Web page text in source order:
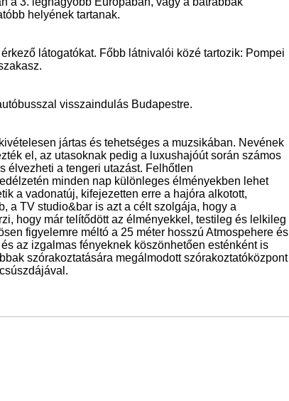
helyének tartanak.
látogatókat. Főbb látnivalói közé tartozik: Pompei
visszaindulás Budapestre.
jártas és tehetséges a muzsikában. Nevének
el, az utasoknak pedig a luxushajóút során számos
élvezheti a tengeri utazást. Felhőtlen
minden nap különleges élményekben lehet
a vadonatúj, kifejezetten erre a hajóra alkotott,
a TV studio&bar is azt a célt szolgája, hogy a
hogy már telítődött az élményekkel, testileg és lelkileg
figyelemre méltó a 25 méter hosszú Atmospehere és
az izgalmas fényeknek köszönhetően esténként is
szórakoztatására megálmodott szórakoztatóközpont